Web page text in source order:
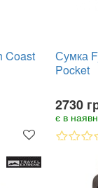
Coast
Сумка
Pocket
2730
є в